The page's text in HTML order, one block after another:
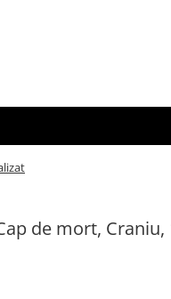
de mort,